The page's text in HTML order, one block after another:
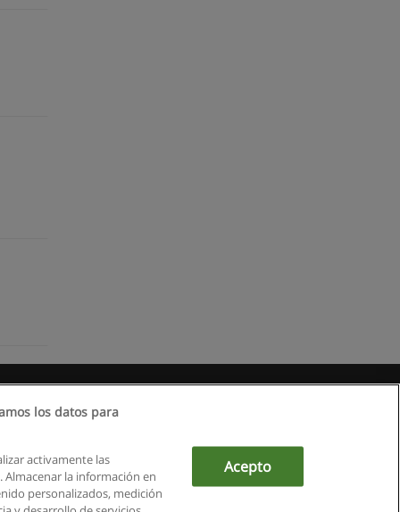
los datos para
activamente las
la información en
personalizados, medición
Acepto